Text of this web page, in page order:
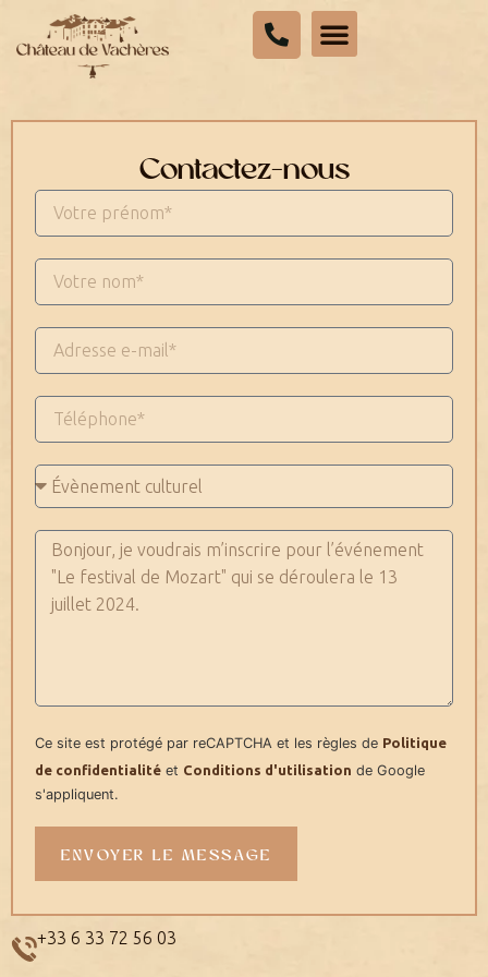
Contactez-nous
Ce site est protégé par reCAPTCHA et les règles de Politique
de confidentialité et Conditions d'utilisation de Google
s'appliquent.
ENVOYER LE MESSAGE
+33 6 33 72 56 03